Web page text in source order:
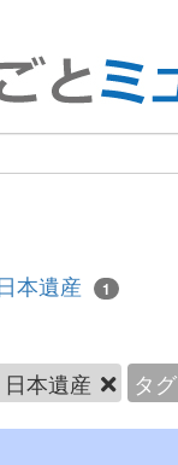
本遺産 1
日本遺産 タグ